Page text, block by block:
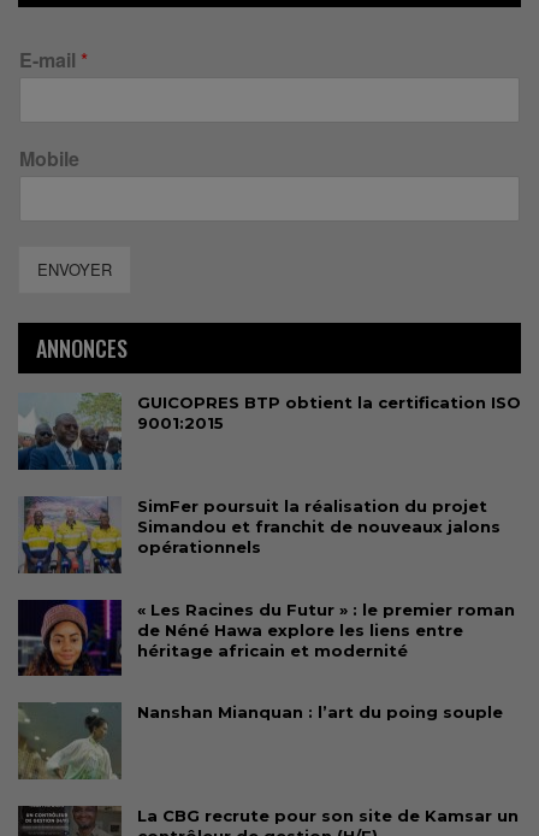
E-mail *
Mobile
ENVOYER
ANNONCES
GUICOPRES BTP obtient la certification ISO
9001:2015
SimFer poursuit la réalisation du projet
Simandou et franchit de nouveaux jalons
opérationnels
« Les Racines du Futur » : le premier roman
de Néné Hawa explore les liens entre
héritage africain et modernité
Nanshan Mianquan : l’art du poing souple
La CBG recrute pour son site de Kamsar un